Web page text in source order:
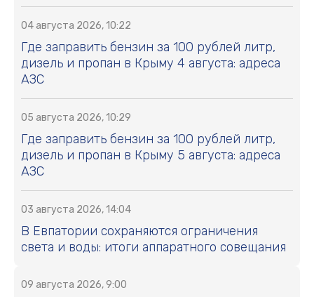
04 августа 2026, 10:22
Где заправить бензин за 100 рублей литр,
дизель и пропан в Крыму 4 августа: адреса
АЗС
05 августа 2026, 10:29
Где заправить бензин за 100 рублей литр,
дизель и пропан в Крыму 5 августа: адреса
АЗС
03 августа 2026, 14:04
В Евпатории сохраняются ограничения
света и воды: итоги аппаратного совещания
09 августа 2026, 9:00